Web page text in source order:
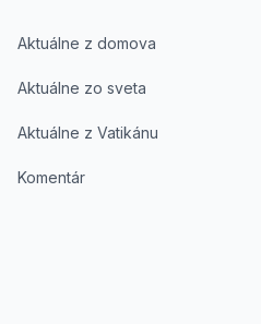
Aktuálne z domova
Aktuálne zo sveta
Aktuálne z Vatikánu
Komentár